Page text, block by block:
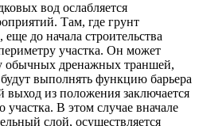
вод ослабляется
Там, где грунт
до начала строительства
участка. Он может
обычных дренажных траншей,
выполнять функцию барьера
выход из положения заключается
В этом случае вначале
слой, осуществляется